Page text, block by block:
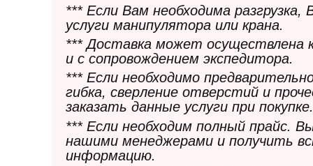
*** Если Вам необходима
услуги манипулятора или крана.
*** Доставка может осуществлена
и с сопровождением экспедитора.
*** Если необходимо
гибка, сверление отверстий и
заказать данные услуги при покупке.
*** Если необходим полный прайс.
нашими менеджерами и получить
информацию.